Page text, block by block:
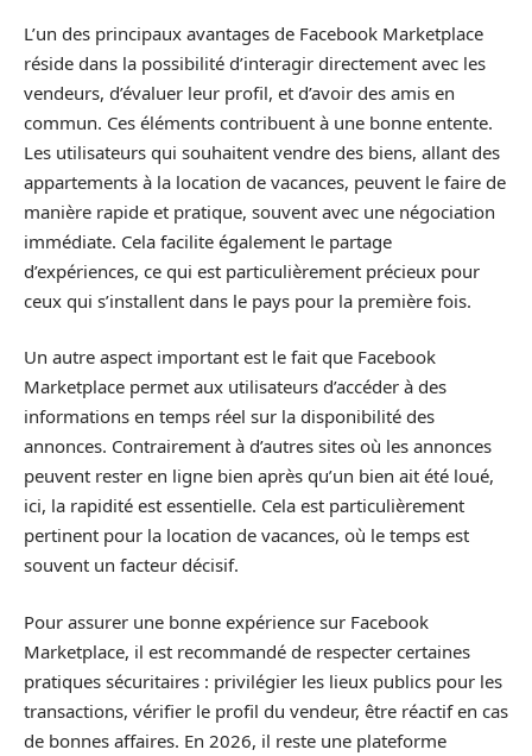
L’un des principaux avantages de Facebook Marketplace
réside dans la possibilité d’interagir directement avec les
vendeurs, d’évaluer leur profil, et d’avoir des amis en
commun. Ces éléments contribuent à une bonne entente.
Les utilisateurs qui souhaitent vendre des biens, allant des
appartements à la location de vacances, peuvent le faire de
manière rapide et pratique, souvent avec une négociation
immédiate. Cela facilite également le partage
d’expériences, ce qui est particulièrement précieux pour
ceux qui s’installent dans le pays pour la première fois.
Un autre aspect important est le fait que Facebook
Marketplace permet aux utilisateurs d’accéder à des
informations en temps réel sur la disponibilité des
annonces. Contrairement à d’autres sites où les annonces
peuvent rester en ligne bien après qu’un bien ait été loué,
ici, la rapidité est essentielle. Cela est particulièrement
pertinent pour la location de vacances, où le temps est
souvent un facteur décisif.
Pour assurer une bonne expérience sur Facebook
Marketplace, il est recommandé de respecter certaines
pratiques sécuritaires : privilégier les lieux publics pour les
transactions, vérifier le profil du vendeur, être réactif en cas
de bonnes affaires. En 2026, il reste une plateforme